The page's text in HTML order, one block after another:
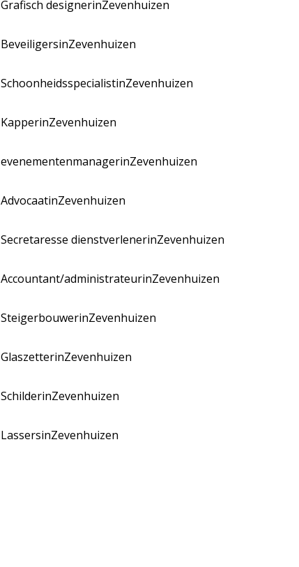
Grafisch designerinZevenhuizen
BeveiligersinZevenhuizen
SchoonheidsspecialistinZevenhuizen
KapperinZevenhuizen
evenementenmanagerinZevenhuizen
AdvocaatinZevenhuizen
Secretaresse dienstverlenerinZevenhuizen
Accountant/administrateurinZevenhuizen
SteigerbouwerinZevenhuizen
GlaszetterinZevenhuizen
SchilderinZevenhuizen
LassersinZevenhuizen